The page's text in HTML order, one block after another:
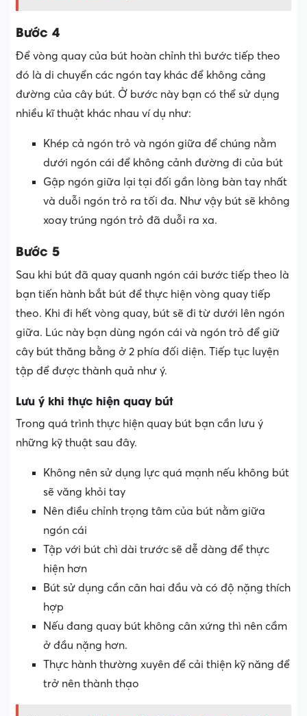
Bước 4
Để vòng quay của bút hoàn chỉnh thì bước tiếp theo
đó là di chuyển các ngón tay khác để không cảng
đường của cây bút. Ở bước này bạn có thể sử dụng
nhiều kĩ thuật khác nhau ví dụ như:
Khép cả ngón trỏ và ngón giữa để chúng nằm
dưới ngón cái để không cảnh đường đi của bút
Gập ngón giữa lại tại đối gần lòng bàn tay nhất
và duỗi ngón trỏ ra tối đa. Như vậy bút sẽ không
xoay trúng ngón trỏ đã duỗi ra xa.
Bước 5
Sau khi bút đã quay quanh ngón cái bước tiếp theo là
bạn tiến hành bắt bút để thực hiện vòng quay tiếp
theo. Khi đi hết vòng quay, bút sẽ đi từ dưới lên ngón
giữa. Lúc này bạn dùng ngón cái và ngón trỏ để giữ
cây bút thăng bằng ở 2 phía đối diện. Tiếp tục luyện
tập để được thành quả như ý.
Lưu ý khi thực hiện quay bút
Trong quá trình thực hiện quay bút bạn cần lưu ý
những kỹ thuật sau đây.
Không nên sử dụng lực quá mạnh nếu không bút
sẽ văng khỏi tay
Nên điều chỉnh trọng tâm của bút nằm giữa
ngón cái
Tập với bút chì dài trước sẽ dễ dàng để thực
hiện hơn
Bút sử dụng cần cân hai đầu và có độ nặng thích
hợp
Nếu đang quay bút không cân xứng thì nên cầm
ở đầu nặng hơn.
Thực hành thường xuyên để cải thiện kỹ năng để
trở nên thành thạo